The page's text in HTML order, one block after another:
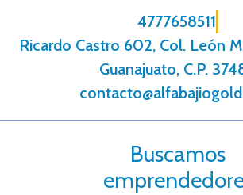
4777658511
Ricardo Castro 602, Col. León
Guanajuato, C.P.
Buscamos